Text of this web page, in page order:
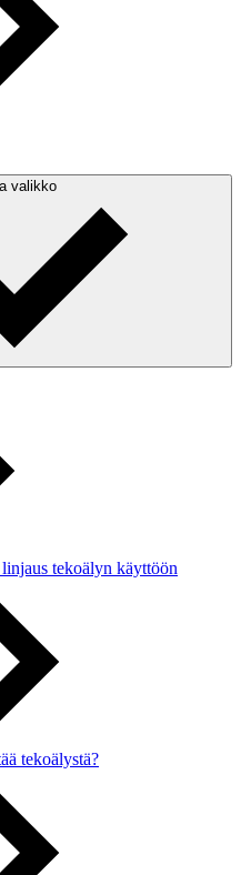
valikko
tekoälyn käyttöön
tekoälystä?